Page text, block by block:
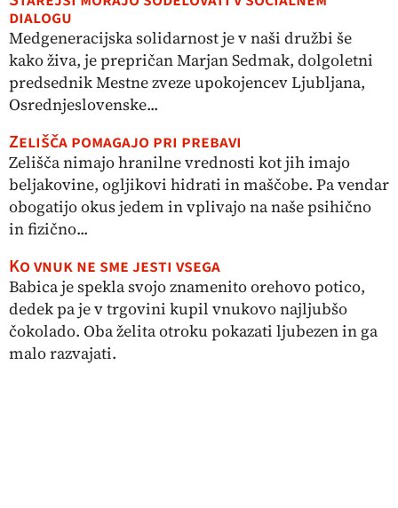
dialogu
Medgeneracijska solidarnost je v naši družbi še
kako živa, je prepričan Marjan Sedmak, dolgoletni
predsednik Mestne zveze upokojencev Ljubljana,
Osrednjeslovenske...
Zelišča pomagajo pri prebavi
Zelišča nimajo hranilne vrednosti kot jih imajo
beljakovine, ogljikovi hidrati in maščobe. Pa vendar
obogatijo okus jedem in vplivajo na naše psihično
in fizično...
Ko vnuk ne sme jesti vsega
Babica je spekla svojo znamenito orehovo potico,
dedek pa je v trgovini kupil vnukovo najljubšo
čokolado. Oba želita otroku pokazati ljubezen in ga
malo razvajati.